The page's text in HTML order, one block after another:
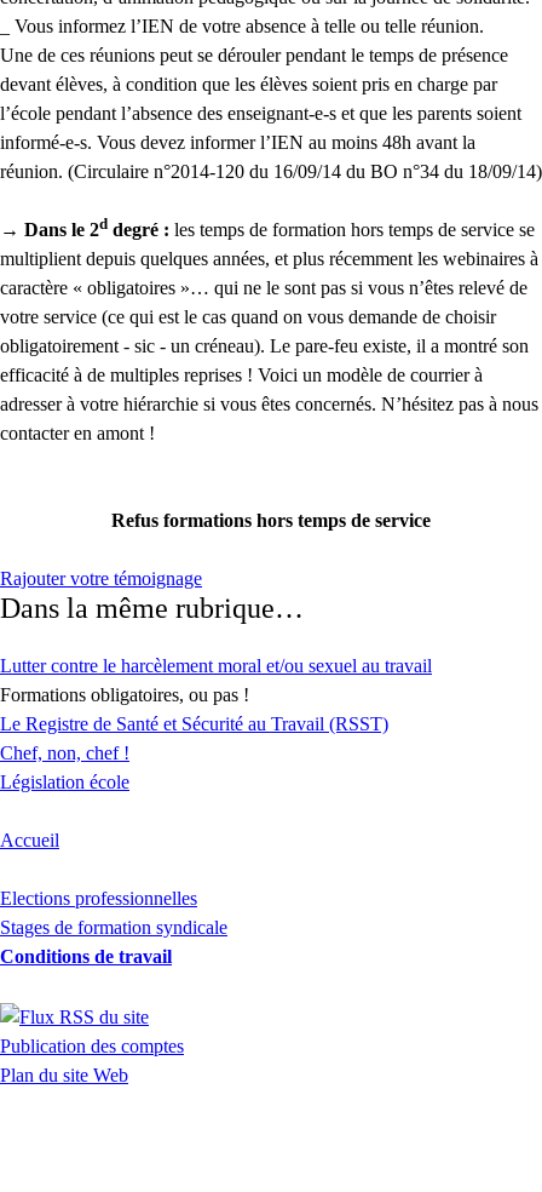
_ Vous informez l’IEN de votre absence à telle ou telle réunion.
Une de ces réunions peut se dérouler pendant le temps de présence
devant élèves, à condition que les élèves soient pris en charge par
l’école pendant l’absence des enseignant-e-s et que les parents soient
informé-e-s. Vous devez informer l’IEN au moins 48h avant la
réunion. (Circulaire n°2014-120 du 16/09/14 du BO n°34 du 18/09/14)
→ Dans le 2d degré : les temps de formation hors temps de service se
multiplient depuis quelques années, et plus récemment les webinaires à
caractère « obligatoires »… qui ne le sont pas si vous n’êtes relevé de
votre service (ce qui est le cas quand on vous demande de choisir
obligatoirement - sic - un créneau). Le pare-feu existe, il a montré son
efficacité à de multiples reprises ! Voici un modèle de courrier à
adresser à votre hiérarchie si vous êtes concernés. N’hésitez pas à nous
contacter en amont !
Refus formations hors temps de service
Rajouter votre témoignage
Dans la même rubrique…
Lutter contre le harcèlement moral et/ou sexuel au travail
Formations obligatoires, ou pas !
Le Registre de Santé et Sécurité au Travail (RSST)
Chef, non, chef !
Législation école
Accueil
Elections professionnelles
Stages de formation syndicale
Conditions de travail
Publication des comptes
Plan du site Web